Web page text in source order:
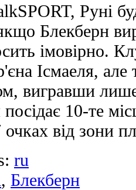
Руні
Блекберн
імовірно.
Ісмаеля, але
вигравши
10-те
від зони
ru
, Блекберн